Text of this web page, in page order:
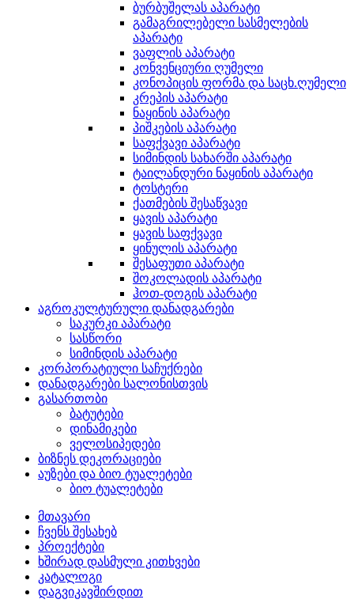
ბურბუშელას აპარატი
გამაგრილებელი სასმელების
აპარატი
ვაფლის აპარატი
კონვენციური ღუმელი
კონოპიცის ფორმა და საცხ.ღუმელი
კრეპის აპარატი
ნაყინის აპარატი
პიშკების აპარატი
საფქვავი აპარატი
სიმინდის სახარში აპარატი
ტაილანდური ნაყინის აპარატი
ტოსტერი
ქათმების შესაწვავი
ყავის აპარატი
ყავის საფქვავი
ყინულის აპარატი
შესაფუთი აპარატი
შოკოლადის აპარატი
ჰოთ-დოგის აპარატი
აგროკულტურული დანადგარები
საკურკი აპარატი
სასწორი
სიმინდის აპარატი
კორპორატიული საჩუქრები
დანადგარები სალონისთვის
გასართობი
ბატუტები
დინამიკები
ველოსიპედები
ბიზნეს დეკორაციები
აუზები და ბიო ტუალეტები
ბიო ტუალეტები
მთავარი
ჩვენს შესახებ
პროექტები
ხშირად დასმული კითხვები
კატალოგი
დაგვიკავშირდით